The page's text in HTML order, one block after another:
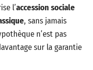
l’accession sociale
, sans jamais
n’est pas
sur la garantie